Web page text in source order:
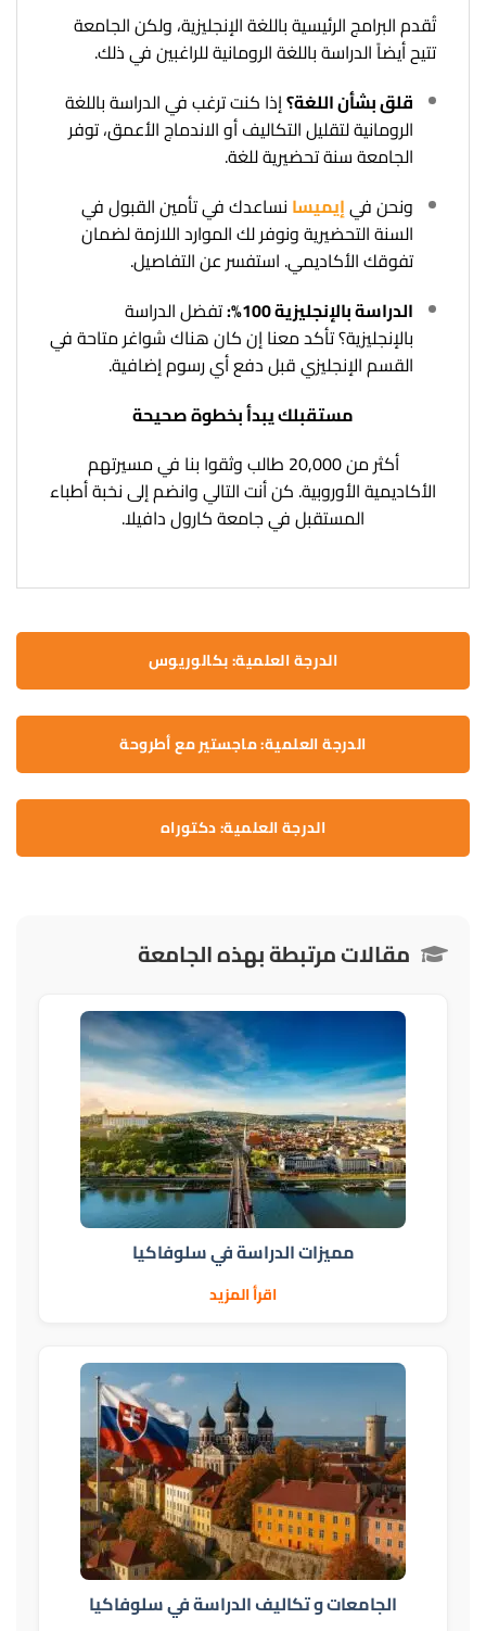
تُقدم البرامج الرئيسية باللغة الإنجليزية، ولكن الجامعة
تتيح أيضاً الدراسة باللغة الرومانية للراغبين في ذلك.
قلق بشأن اللغة؟إذا كنت ترغب في الدراسة باللغة
الرومانية لتقليل التكاليف أو الاندماج الأعمق، توفر
الجامعة سنة تحضيرية للغة.
ونحن فيإيميسانساعدك في تأمين القبول في
السنة التحضيرية ونوفر لك الموارد اللازمة لضمان
تفوقك الأكاديمي. استفسر عن التفاصيل.
الدراسة بالإنجليزية 100%:
تفضل الدراسة
بالإنجليزية؟ تأكد معنا إن كان هناك شواغر متاحة في
القسم الإنجليزي قبل دفع أي رسوم إضافية.
مستقبلك يبدأ بخطوة صحيحة
أكثر من 20,000 طالب وثقوا بنا في مسيرتهم
الأكاديمية الأوروبية. كن أنت التالي وانضم إلى نخبة أطباء
المستقبل في جامعة كارول دافيلا.
الدرجة العلمية: بكالوريوس
الدرجة العلمية: ماجستير مع أطروحة
الدرجة العلمية: دكتوراه
مقالات مرتبطة بهذه الجامعة
مميزات الدراسة في سلوفاكيا
اقرأ المزيد
الجامعات و تكاليف الدراسة في سلوفاكيا